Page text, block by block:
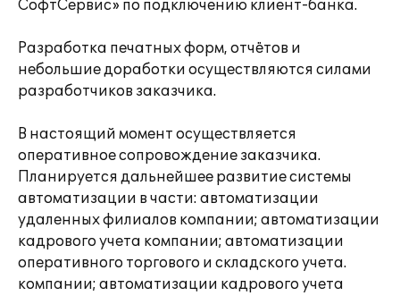
СофтСервис» по подключению клиент-банка.
Разработка печатных форм, отчётов и
небольшие доработки осуществляются силами
разработчиков заказчика.
В настоящий момент осуществляется
оперативное сопровождение заказчика.
Планируется дальнейшее развитие системы
автоматизации в части: автоматизации
удаленных филиалов компании; автоматизации
кадрового учета компании; автоматизации
оперативного торгового и складского учета.
компании; автоматизации кадрового учета